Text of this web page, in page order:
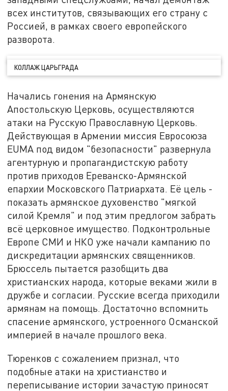
всех институтов, связывающих его страну с
Россией, в рамках своего европейского
разворота.
КОЛЛАЖ ЦАРЬГРАДА
Начались гонения на Армянскую
Апостольскую Церковь, осуществляются
атаки на Русскую Православную Церковь.
Действующая в Армении миссия Евросоюза
EUMA под видом "безопасности" развернула
агентурную и пропагандистскую работу
против приходов Ереванско-Армянской
епархии Московского Патриархата. Её цель -
показать армянское духовенство "мягкой
силой Кремля" и под этим предлогом забрать
всё церковное имущество. Подконтрольные
Европе СМИ и НКО уже начали кампанию по
дискредитации армянских священников.
Брюссель пытается разобщить два
христианских народа, которые веками жили в
дружбе и согласии. Русские всегда приходили
армянам на помощь. Достаточно вспомнить
спасение армянского, устроенного Османской
империей в начале прошлого века.
Тюренков с сожалением признал, что
подобные атаки на христианство и
переписывание истории зачастую приносят